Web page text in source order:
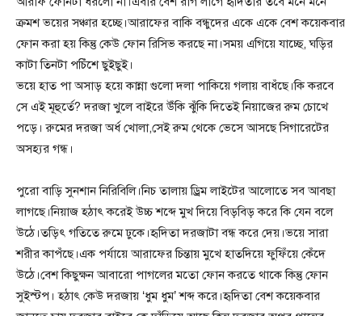
ক্রমশ ভয়ের সঞ্চার হচ্ছে।আরাফের বাকি বন্ধুদের একে একে বেশ কয়েকবার
ফোন করা হয় কিন্তু কেউ ফোন রিসিভ করছে না।সময় এগিয়ে যাচ্ছে, ঘড়ির
কাটা তিনটা পচিঁশে ছুইছুই।
ভয়ে হাত পা অসাড় হয়ে কান্না গুলো দলা পাকিয়ে গলায় বাধঁছে।কি করবে
সে এই মূহুর্তে? দরজা খুলে বাইরে উঁকি ঝুঁকি দিতেই নিয়াজের রুম চোখে
পড়ে। রুমের দরজা অর্ধ খোলা,সেই রুম থেকে ভেসে আসছে সিগারেটের
অসহ্যর গন্ধ।
পুরো বাড়ি সুনশান নিরিবিলি।নিচ তালায় ড্রিম লাইটের আলোতে সব আবছা
লাগছে।নিয়াজ হঠাৎ করেই উচ্চ শব্দে মুখ দিয়ে বিড়বিড় করে কি যেন বলে
উঠে।তড়িৎ গতিতে রুমে ঢুকে।হৃদিতা দরজাটা বন্ধ করে দেয়।ভয়ে সারা
শরীর কাপঁছে।এক পর্যায়ে আরাফের চিন্তায় মুখে হাতদিয়ে ফুফিঁয়ে কেঁদে
উঠে।বেশ কিছুক্ষন আবারো পাগলের মতো ফোন করতে থাকে কিন্তু ফোন
সুইস্টপ। হঠাৎ কেউ দরজায় ‘ধুম ধুম’ শব্দ করে।হৃদিতা বেশ কয়েকবার